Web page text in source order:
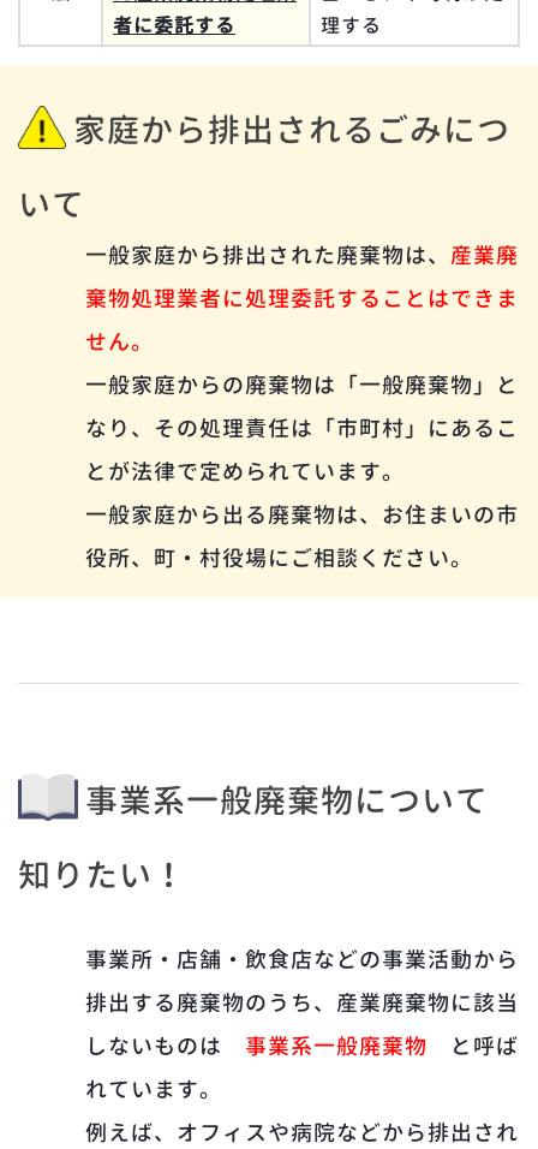
者に委託する
理する
家庭から排出されるごみにつ
いて
一般家庭から排出された廃棄物は、 産業廃
棄物処理業者に処理委託することはできま
せん。
一般家庭からの廃棄物は「一般廃棄物」と
なり、その処理責任は「市町村」にあるこ
とが法律で定められています。
一般家庭から出る廃棄物は、お住まいの市
役所、町・村役場にご相談ください。
事業系一般廃棄物について
知りたい！
事業所・店舗・飲食店などの事業活動から
排出する廃棄物のうち、産業廃棄物に該当
しないものは 事業系一般廃棄物 と呼ば
れています。
例えば、オフィスや病院などから排出され